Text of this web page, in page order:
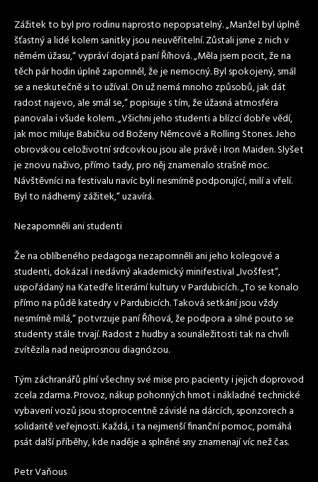
Zážitek to byl pro rodinu naprosto nepopsatelný. „Manžel byl úplně
šťastný a lidé kolem sanitky jsou neuvěřitelní. Zůstali jsme z nich v
němém úžasu,“ vypráví dojatá paní Říhová. „Měla jsem pocit, že na
těch pár hodin úplně zapomněl, že je nemocný. Byl spokojený, smál
se a neskutečně si to užíval. On už nemá mnoho způsobů, jak dát
radost najevo, ale smál se,“ popisuje s tím, že úžasná atmosféra
panovala i všude kolem. „Všichni jeho studenti a blízcí dobře vědí,
jak moc miluje Babičku od Boženy Němcové a Rolling Stones. Jeho
obrovskou celoživotní srdcovkou jsou ale právě i Iron Maiden. Slyšet
je znovu naživo, přímo tady, pro něj znamenalo strašně moc.
Návštěvníci na festivalu navíc byli nesmírně podporující, milí a vřelí.
Byl to nádherný zážitek,“ uzavírá.
Nezapomněli ani studenti
Že na oblíbeného pedagoga nezapomněli ani jeho kolegové a
studenti, dokázal i nedávný akademický minifestival „Ivošfest“,
uspořádaný na Katedře literární kultury v Pardubicích. „To se konalo
přímo na půdě katedry v Pardubicích. Taková setkání jsou vždy
nesmírně milá,“ potvrzuje paní Říhová, že podpora a silné pouto se
studenty stále trvají. Radost z hudby a sounáležitosti tak na chvíli
zvítězila nad neúprosnou diagnózou.
Tým záchranářů plní všechny své mise pro pacienty i jejich doprovod
zcela zdarma. Provoz, nákup pohonných hmot i nákladné technické
vybavení vozů jsou stoprocentně závislé na dárcích, sponzorech a
solidaritě veřejnosti. Každá, i ta nejmenší finanční pomoc, pomáhá
psát další příběhy, kde naděje a splněné sny znamenají víc než čas.
Petr Vaňous